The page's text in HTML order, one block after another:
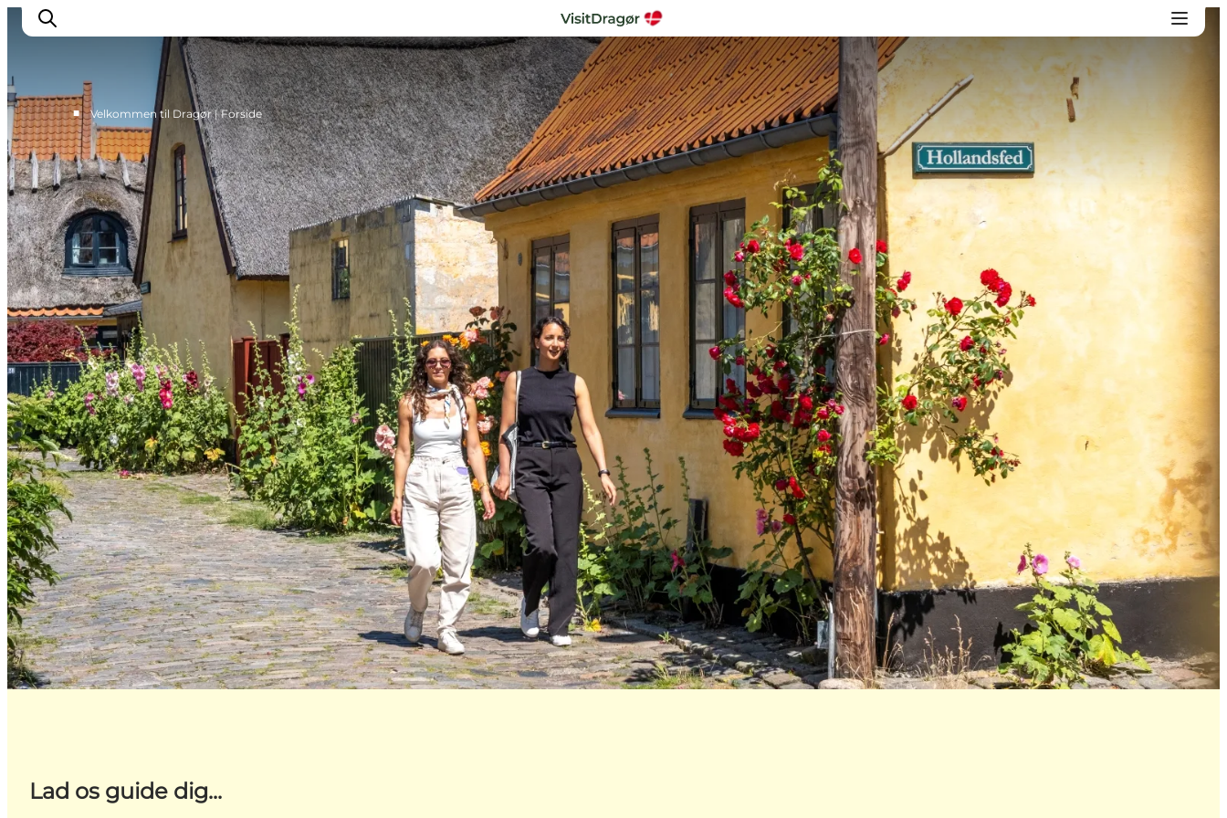
Oplev
Kultur & Historie
Byliv & Mad
Natur & Friluftsliv
For børn
Praktisk
■ Velkommen til Dragør | Forside
Lad os guide dig...